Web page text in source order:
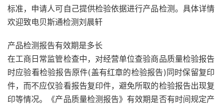
标准，申请人可自己提供检验依据进行产品检测。具体详情
欢迎致电贝斯通检测刘晨轩
产品检测报告有效期是多长
在工商日常监管检查中，对经营单位查验商品质量检验报告
时应验看检验报告原件(盖有红章的检验报告)同时保留复印
件，而不应仅验看报告复印件，避免所取的检验报告出现复
印等情况。《产品质量检测报告》有效期是否有时间规定产